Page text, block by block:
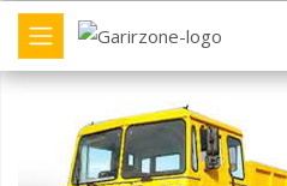
বাণিজ্যিক যান